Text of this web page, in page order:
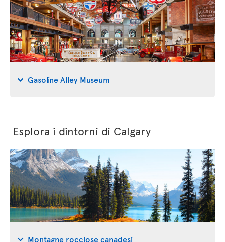
Gasoline Alley Museum
Esplora i dintorni di Calgary
Montagne rocciose canadesi